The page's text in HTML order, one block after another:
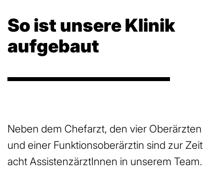
So ist unsere Klinik
aufgebaut
Neben dem Chefarzt, den vier Oberärzten
und einer Funktionsoberärztin sind zur Zeit
acht AssistenzärztInnen in unserem Team.